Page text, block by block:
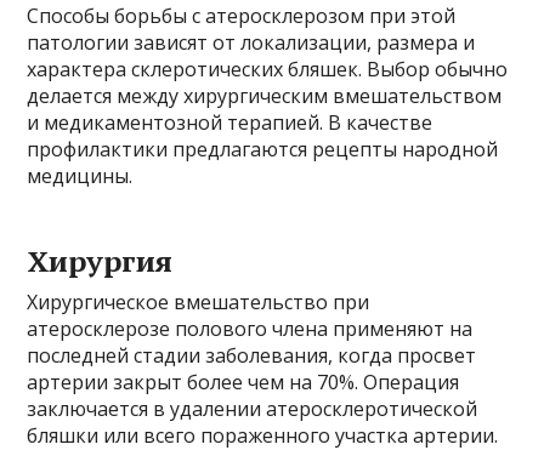
Способы борьбы с атеросклерозом при этой
патологии зависят от локализации, размера и
характера склеротических бляшек. Выбор обычно
делается между хирургическим вмешательством
и медикаментозной терапией. В качестве
профилактики предлагаются рецепты народной
медицины.
Хирургия
Хирургическое вмешательство при
атеросклерозе полового члена применяют на
последней стадии заболевания, когда просвет
артерии закрыт более чем на 70%. Операция
заключается в удалении атеросклеротической
бляшки или всего пораженного участка артерии.